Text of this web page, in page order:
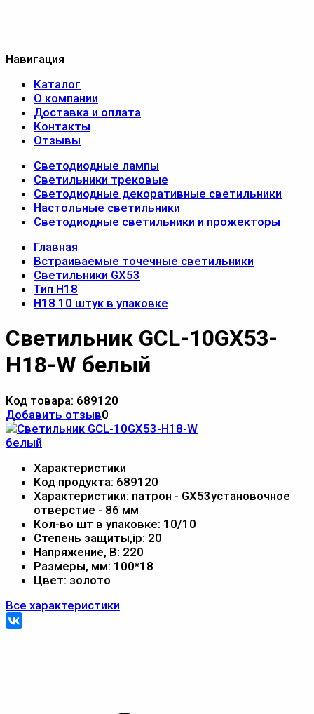
Навигация
Каталог
О компании
Доставка и оплата
Контакты
Отзывы
Светодиодные лампы
Светильники трековые
Светодиодные декоративные светильники
Настольные светильники
Светодиодные светильники и прожекторы
Главная
Встраиваемые точечные светильники
Светильники GX53
Тип Н18
Н18 10 штук в упаковке
Светильник GCL-10GX53-
H18-W белый
Код товара: 689120
Добавить отзыв0
Характеристики
Код продукта: 689120
Характеристики: патрон - GX53установочное
отверстие - 86 мм
Кол-во шт в упаковке: 10/10
Степень защиты,ip: 20
Напряжение, В: 220
Размеры, мм: 100*18
Цвет: золото
Все характеристики